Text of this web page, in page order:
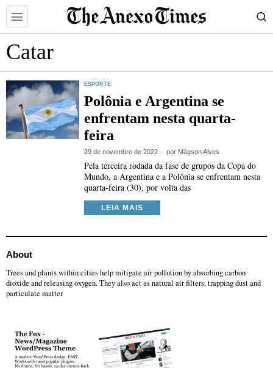
Catar
ESPORTE
Polônia e Argentina se
enfrentam nesta quarta-
feira
29 de novembro de 2022 por Mágson Alves
Pela terceira rodada da fase de grupos da Copa do
Mundo, a Argentina e a Polônia se enfrentam nesta
quarta-feira (30), por volta das
LEIA MAIS
About
Trees and plants within cities help mitigate air pollution by absorbing carbon
dioxide and releasing oxygen. They also act as natural air filters, trapping dust and
particulate matter